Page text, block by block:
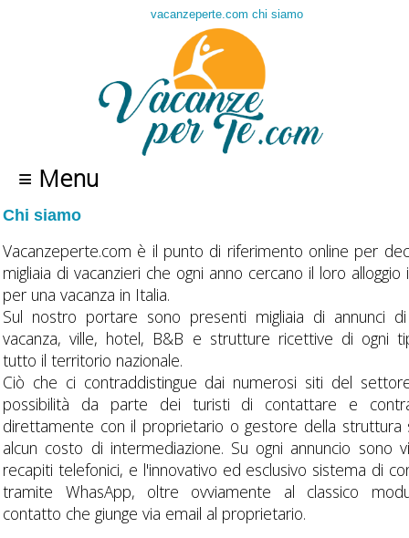
vacanzeperte.com chi siamo
≡ Menu
Chi siamo
Vacanzeperte.com è il punto di riferimento online per
migliaia di vacanzieri che ogni anno cercano il loro alloggio
per una vacanza in Italia.
Sul nostro portare sono presenti migliaia di annunci
vacanza, ville, hotel, B&B e strutture ricettive di ogni
tutto il territorio nazionale.
Ciò che ci contraddistingue dai numerosi siti del
possibilità da parte dei turisti di contattare e
direttamente con il proprietario o gestore della struttura
alcun costo di intermediazione. Su ogni annuncio sono
recapiti telefonici, e l'innovativo ed esclusivo sistema di
tramite WhasApp, oltre ovviamente al classico
contatto che giunge via email al proprietario.